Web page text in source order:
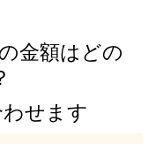
金額はどの
せます